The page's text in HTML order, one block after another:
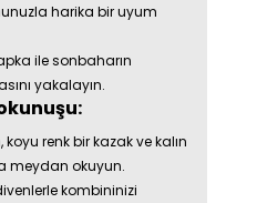
harika bir uyum
ile sonbaharın
yakalayın.
renk bir kazak ve kalın
meydan okuyun.
kombininizi